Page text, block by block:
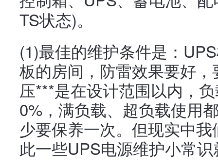
TS状态)。
(1)最佳的维护条件是：
板的房间，防雷效果要好
压***是在设计范围以内，
0%，满负载、超负载使用
少要保养一次。但现实中
此一些UPS电源维护小常